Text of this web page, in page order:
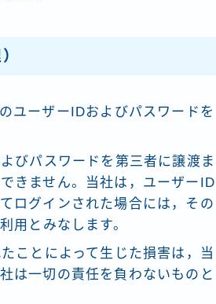
ユーザーIDおよびパスワードを
びパスワードを第三者に譲渡ま
きません。当社は，ユーザーID
ログインされた場合には，その
用とみなします。
ことによって生じた損害は，当
は一切の責任を負わないものと